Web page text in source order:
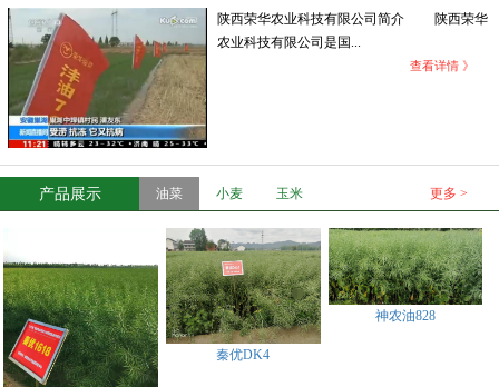
陕西荣华农业科技有限公司简介 陕西荣华
农业科技有限公司是国...
查看详情 》
产品展示 油菜 小麦 玉米 更多 >
秦优DK4
神农油828